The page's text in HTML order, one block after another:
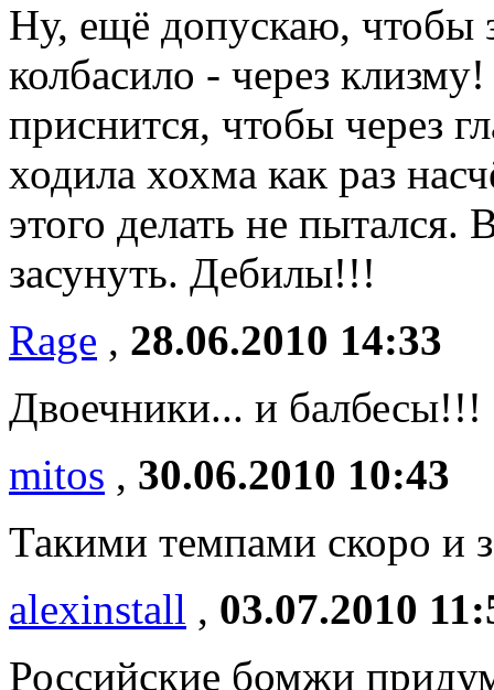
Ну, ещё допускаю, чтобы
колбасило - через
приснится, чтобы через
ходила хохма как раз
этого делать не пытался.
засунуть. Дебилы!!!
Rage , 28.06.2010 14:33
Двоечники... и балбесы!!!
mitos , 30.06.2010 10:43
Такими темпами скоро и
alexinstall , 03.07.2010
Российские бомжи